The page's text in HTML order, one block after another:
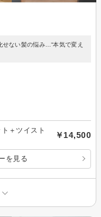
ない髪の悩み…“本気で変え
＋ツイスト
￥14,500
を見る